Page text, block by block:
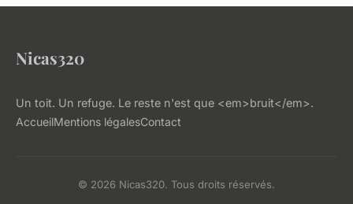
Nicas320
Un toit. Un refuge. Le reste n'est que <em>bruit</em>.
AccueilMentions légalesContact
© 2026 Nicas320. Tous droits réservés.